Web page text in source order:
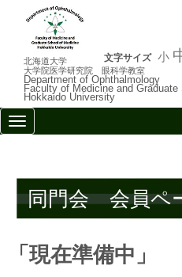
北海道大学
大学院医学研究院 眼科学教室
Department of Ophthalmology
Faculty of Medicine and
Hokkaido University
文字サイズ 小
N
a
t
o
同門会 会員ペ
「現在準備中」